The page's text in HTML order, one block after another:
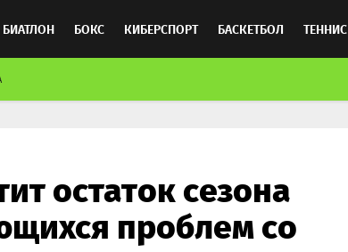
БИАТЛОН БОКС КИБЕРСПОРТ БАСКЕТБОЛ ТЕННИС
остаток сезона
проблем со